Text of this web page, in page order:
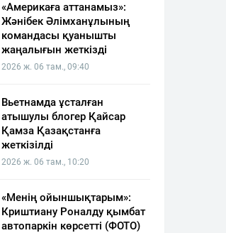
«Америкаға аттанамыз»:
Жәнібек Әлімханұлының
командасы қуанышты
жаңалығын жеткізді
2026 ж. 06 там., 09:40
Вьетнамда ұсталған
атышулы блогер Қайсар
Қамза Қазақстанға
жеткізілді
2026 ж. 06 там., 10:20
«Менің ойыншықтарым»:
Криштиану Роналду қымбат
автопаркін көрсетті (ФОТО)